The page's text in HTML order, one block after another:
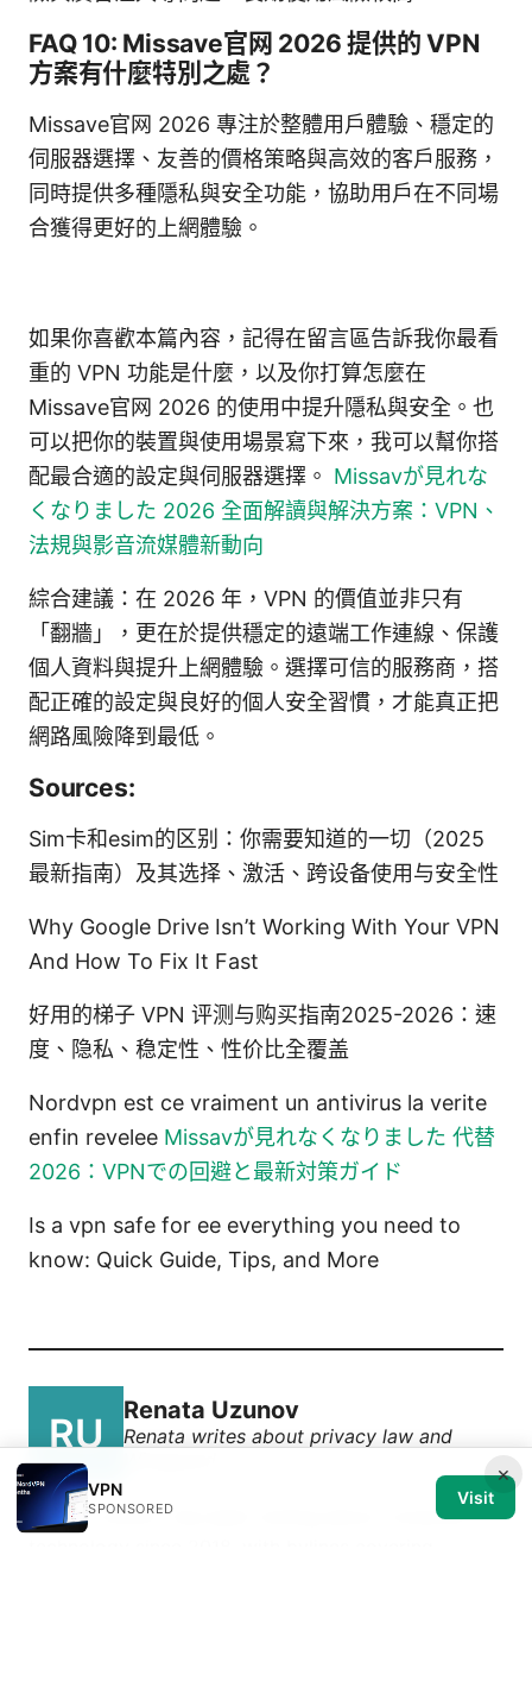
FAQ 10: Missave官网 2026 提供的 VPN
方案有什麼特別之處？
Missave官网 2026 專注於整體用戶體驗、穩定的
伺服器選擇、友善的價格策略與高效的客戶服務，
同時提供多種隱私與安全功能，協助用戶在不同場
合獲得更好的上網體驗。
如果你喜歡本篇內容，記得在留言區告訴我你最看
重的 VPN 功能是什麼，以及你打算怎麼在
Missave官网 2026 的使用中提升隱私與安全。也
可以把你的裝置與使用場景寫下來，我可以幫你搭
配最合適的設定與伺服器選擇。 Missavが見れな
くなりました 2026 全面解讀與解決方案：VPN、
法規與影音流媒體新動向
綜合建議：在 2026 年，VPN 的價值並非只有
「翻牆」，更在於提供穩定的遠端工作連線、保護
個人資料與提升上網體驗。選擇可信的服務商，搭
配正確的設定與良好的個人安全習慣，才能真正把
網路風險降到最低。
Sources:
Sim卡和esim的区别：你需要知道的一切（2025
最新指南）及其选择、激活、跨设备使用与安全性
Why Google Drive Isn’t Working With Your VPN
And How To Fix It Fast
好用的梯子 VPN 评测与购买指南2025-2026：速
度、隐私、稳定性、性价比全覆盖
Nordvpn est ce vraiment un antivirus la verite
enfin revelee Missavが見れなくなりました 代替
2026：VPNでの回避と最新対策ガイド
Is a vpn safe for ee everything you need to
know: Quick Guide, Tips, and More
Renata Uzunov
Renata writes about privacy law and
Renata Uzunov has been writing about consumer
×
VPN
SPONSORED
Visit